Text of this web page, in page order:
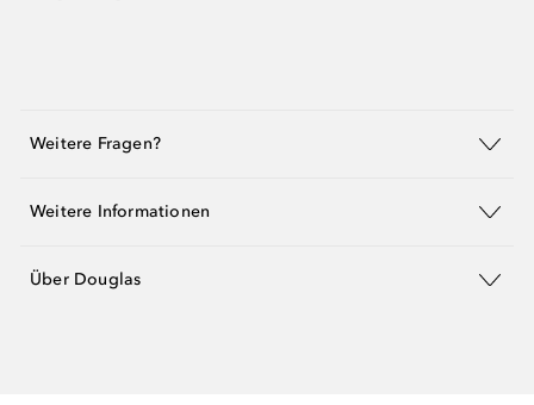
Weitere Fragen?
Weitere Informationen
Über Douglas